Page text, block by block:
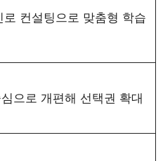
로 컨설팅으로 맞춤형 학습
으로 개편해 선택권 확대